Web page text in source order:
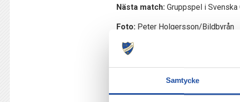
Samtycke
Nästa match:Gruppspel i Svenska
Foto:Peter Holgersson/Bildbyrån